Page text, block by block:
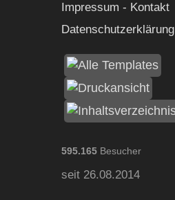
Impressum - Kontakt
Datenschutzerklärung
595.165 Besucher
seit 26.08.2014